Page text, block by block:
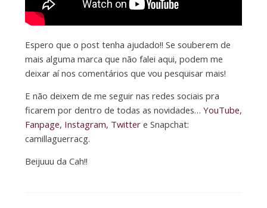
Espero que o post tenha ajudado!! Se souberem de
mais alguma marca que não falei aqui, podem me
deixar aí nos comentários que vou pesquisar mais!
E não deixem de me seguir nas redes sociais pra
ficarem por dentro de todas as novidades… YouTube,
Fanpage, Instagram, Twittere Snapchat:
camillaguerracg.
Beijuuu da Cah!!